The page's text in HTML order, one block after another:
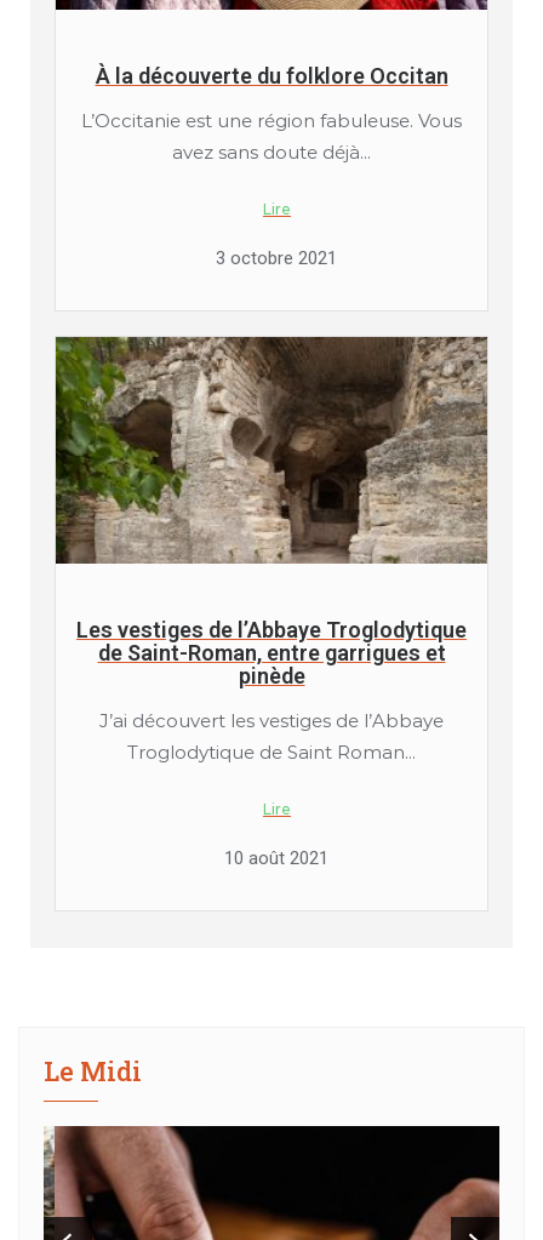
À la découverte du folklore Occitan
L’Occitanie est une région fabuleuse. Vous
avez sans doute déjà...
Lire
3 octobre 2021
Les vestiges de l’Abbaye Troglodytique
de Saint-Roman, entre garrigues et
pinède
J’ai découvert les vestiges de l’Abbaye
Troglodytique de Saint Roman...
Lire
10 août 2021
Le Midi